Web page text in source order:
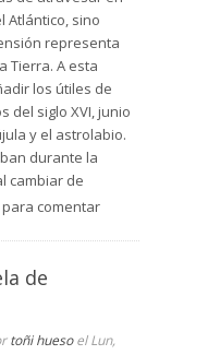
Atlántico, sino
representa
Tierra. A esta
los útiles de
del siglo XVI, junio
y el astrolabio.
durante la
cambiar de
no menor: la
el permiso y el
para comentar
de
toñi huesoel Lun,